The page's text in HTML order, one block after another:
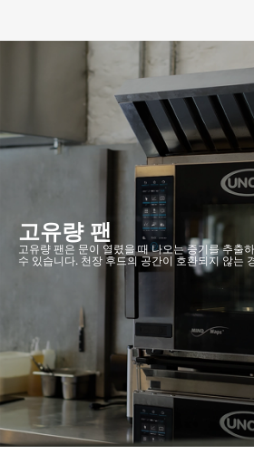
고유량 팬
고유량 팬은 문이 열렸을 때 나오는 증기를 추출
수 있습니다. 천장 후드의 공간이 호환되지 않는